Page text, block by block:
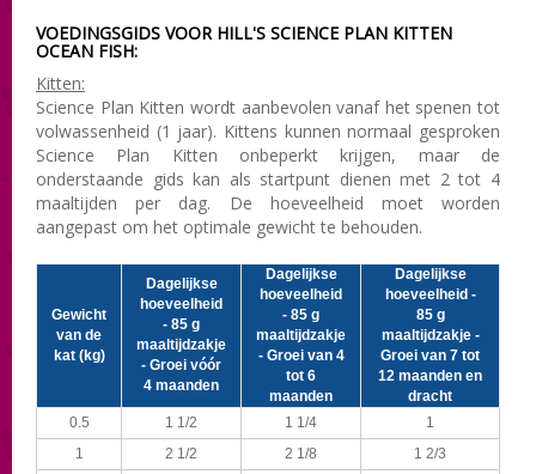
VOEDINGSGIDS VOOR HILL'S SCIENCE PLAN KITTEN
OCEAN FISH:
Kitten:
Science Plan Kitten wordt aanbevolen vanaf het spenen tot
volwassenheid (1 jaar). Kittens kunnen normaal gesproken
Science Plan Kitten onbeperkt krijgen, maar de
onderstaande gids kan als startpunt dienen met 2 tot 4
maaltijden per dag. De hoeveelheid moet worden
aangepast om het optimale gewicht te behouden.
Gewicht
van de
kat (kg)
Dagelijkse
hoeveelheid
- 85 g
maaltijdzakje
- Groei vóór
4 maanden
Dagelijkse
hoeveelheid
- 85 g
maaltijdzakje
- Groei van 4
tot 6
maanden
Dagelijkse
hoeveelheid -
85 g
maaltijdzakje -
Groei van 7 tot
12 maanden en
dracht
0.5
1 1/2 1 1/4
1
1
2 1/2 2 1/8
1 2/3